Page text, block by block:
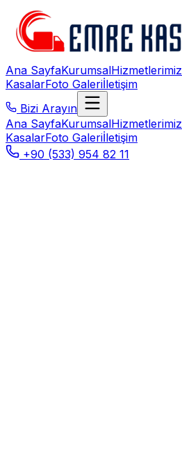
Ana SayfaKurumsalHizmetlerimiz
KasalarFoto Galeriİletişim
Bizi Arayın
Ana SayfaKurumsalHizmetlerimiz
KasalarFoto Galeriİletişim
+90 (533) 954 82 11